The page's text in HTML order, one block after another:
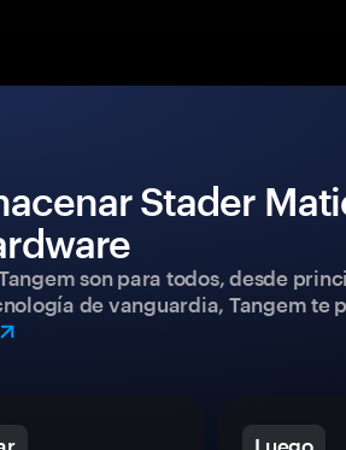
Stader
son para todos, desde
de vanguardia, Tangem
Luego